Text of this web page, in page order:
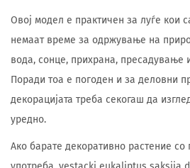
Овој модел е практичен за луѓе кои
немаат време за одржување на
вода, сонце, прихрана, пресадување
Поради тоа е погоден и за деловни
декорацијата треба секогаш да
уредно.
Ако барате декоративно растение